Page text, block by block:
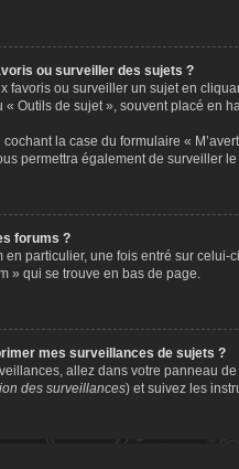
ou surveiller des sujets ?
favoris ou surveiller un sujet en
Outils de sujet », souvent placé en
la case du formulaire «
permettra également de surveiller le
forums ?
en particulier, une fois entré sur celui-
» qui se trouve en bas de page.
mes surveillances de sujets ?
allez dans votre panneau de
des surveillances) et suivez les